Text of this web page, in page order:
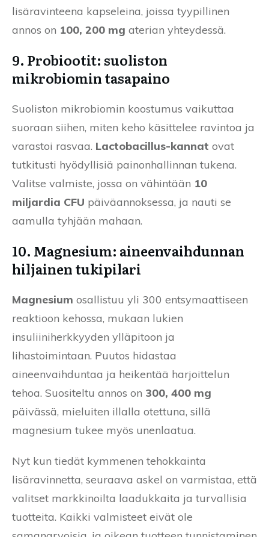
lisäravinteena kapseleina, joissa tyypillinen
annos on 100, 200 mg aterian yhteydessä.
9. Probiootit: suoliston
mikrobiomin tasapaino
Suoliston mikrobiomin koostumus vaikuttaa
suoraan siihen, miten keho käsittelee ravintoa ja
varastoi rasvaa. Lactobacillus-kannat ovat
tutkitusti hyödyllisiä painonhallinnan tukena.
Valitse valmiste, jossa on vähintään 10
miljardia CFU päiväannoksessa, ja nauti se
aamulla tyhjään mahaan.
10. Magnesium: aineenvaihdunnan
hiljainen tukipilari
Magnesium osallistuu yli 300 entsymaattiseen
reaktioon kehossa, mukaan lukien
insuliiniherkkyyden ylläpitoon ja
lihastoimintaan. Puutos hidastaa
aineenvaihduntaa ja heikentää harjoittelun
tehoa. Suositeltu annos on 300, 400 mg
päivässä, mieluiten illalla otettuna, sillä
magnesium tukee myös unenlaatua.
Nyt kun tiedät kymmenen tehokkainta
lisäravinnetta, seuraava askel on varmistaa, että
valitset markkinoilta laadukkaita ja turvallisia
tuotteita. Kaikki valmisteet eivät ole